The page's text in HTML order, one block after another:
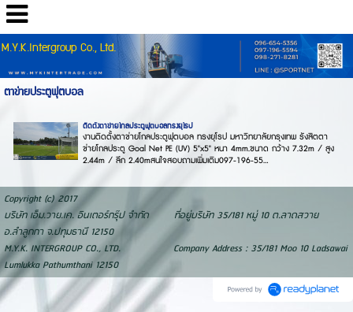
M.Y.K.Intergroup Co., Ltd.
ตาข่ายประตูฟุตบอล
ติดตั้งตาข่ายโกลประตูฟุตบอลทรงยุโรป
งานติดตั้งตาข่ายโกลประตูฟุตบอล ทรงยุโรป มหาวิทยาลัยกรุงเทพ รังสิตตา
ข่ายโกลประตู Goal Net PE (UV) 5"x5" หนา 4mm.ขนาด กว้าง 7.32m / สูง
2.44m / ลึก 2.40mสนใจสอบถามเพิ่มเติม097-196-55...
Copyright (c) 2017
บริษัท เอ็ม.วาย.เค. อินเตอร์กรุ๊ป จำกัด ที่อยู่บริษัท 35/181 หมู่ 10 ต.ลาดสวาย
อ.ลำลูกกา จ.ปทุมธานี 12150
M.Y.K. INTERGROUP CO., LTD. Company Address : 35/181 Moo 10 Ladsawai
Lumlukka Pathumthani 12150